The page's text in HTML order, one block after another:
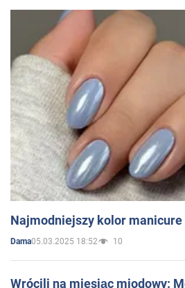
Najmodniejszy kolor
Dama05.03.2025 18:52 10
Wrócili na miesiąc miodowy: